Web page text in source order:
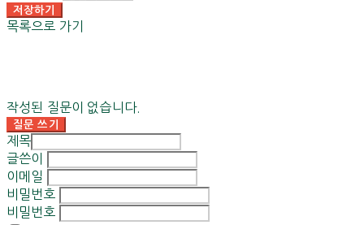
저장하기
목록으로 가기
작성된 질문이 없습니다.
질문 쓰기
제목
글쓴이
이메일
비밀번호
비밀번호